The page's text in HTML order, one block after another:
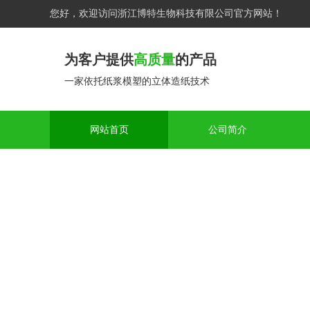
您好，欢迎访问浙江博特生物科技有限公司官方网站！
为客户提供高质量的产品
一家依托纸浆模塑的立体造纸技术
网站首页 公司简介